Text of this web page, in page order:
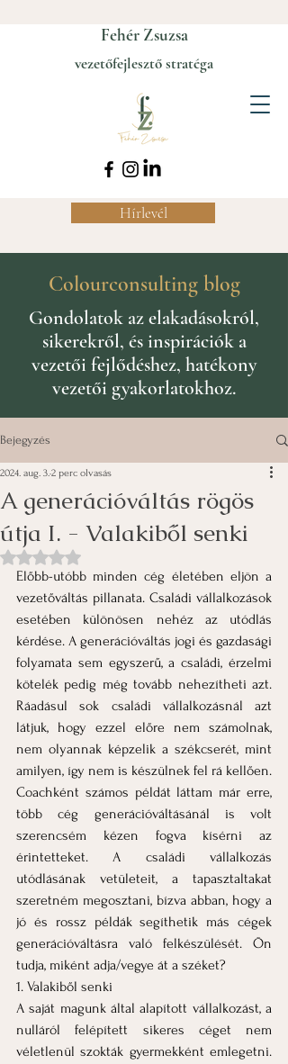
Fehér Zsuzsa
vezetőfejlesztő stratéga
Hírlevél
Colourconsulting blog
Gondolatok az elakadásokról,
sikerekről, és inspirációk a
vezetői fejlődéshez, hatékony
vezetői gyakorlatokhoz.
Bejegyzés
A generációváltás rögös
útja I. - Valakiből senki
2024. aug. 3.2 perc olvasás
NaN csillagot kapott az 5-ből.
Előbb-utóbb minden cég életében eljön a
vezetőváltás pillanata. Családi vállalkozások
esetében különösen nehéz az utódlás
kérdése. A generációváltás jogi és gazdasági
folyamata sem egyszerű, a családi, érzelmi
kötelék pedig még tovább nehezítheti azt.
Ráadásul sok családi vállalkozásnál azt
látjuk, hogy ezzel előre nem számolnak,
nem olyannak képzelik a székcserét, mint
amilyen, így nem is készülnek fel rá kellően.
Coachként számos példát láttam már erre,
több cég generációváltásánál is volt
szerencsém kézen fogva kísérni az
érintetteket. A családi vállalkozás
utódlásának vetületeit, a tapasztaltakat
szeretném megosztani, bízva abban, hogy a
jó és rossz példák segíthetik más cégek
generációváltásra való felkészülését. Ön
tudja, miként adja/vegye át a széket?
1. Valakiből senki
A saját magunk által alapított vállalkozást, a
nulláról felépített sikeres céget nem
véletlenül szokták gyermekként emlegetni.